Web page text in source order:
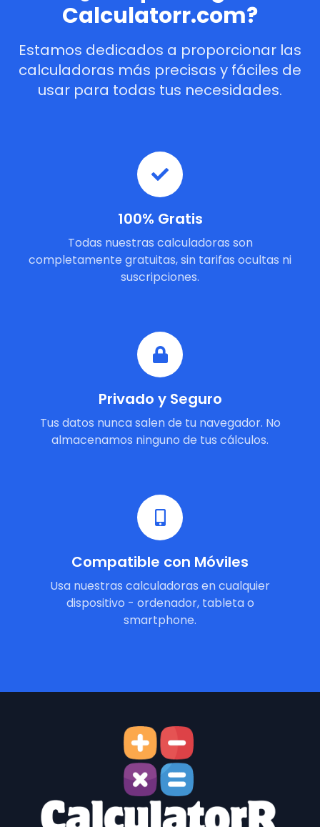
Calculatorr.com?
Estamos dedicados a proporcionar las
calculadoras más precisas y fáciles de
usar para todas tus necesidades.
100% Gratis
Todas nuestras calculadoras son
completamente gratuitas, sin tarifas ocultas ni
suscripciones.
Privado y Seguro
Tus datos nunca salen de tu navegador. No
almacenamos ninguno de tus cálculos.
Compatible con Móviles
Usa nuestras calculadoras en cualquier
dispositivo - ordenador, tableta o
smartphone.